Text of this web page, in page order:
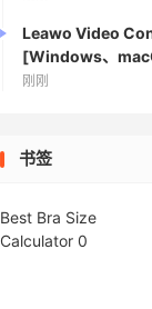
Leawo Video
[Windows、
刚刚
书签
Best Bra Size
Calculator 0